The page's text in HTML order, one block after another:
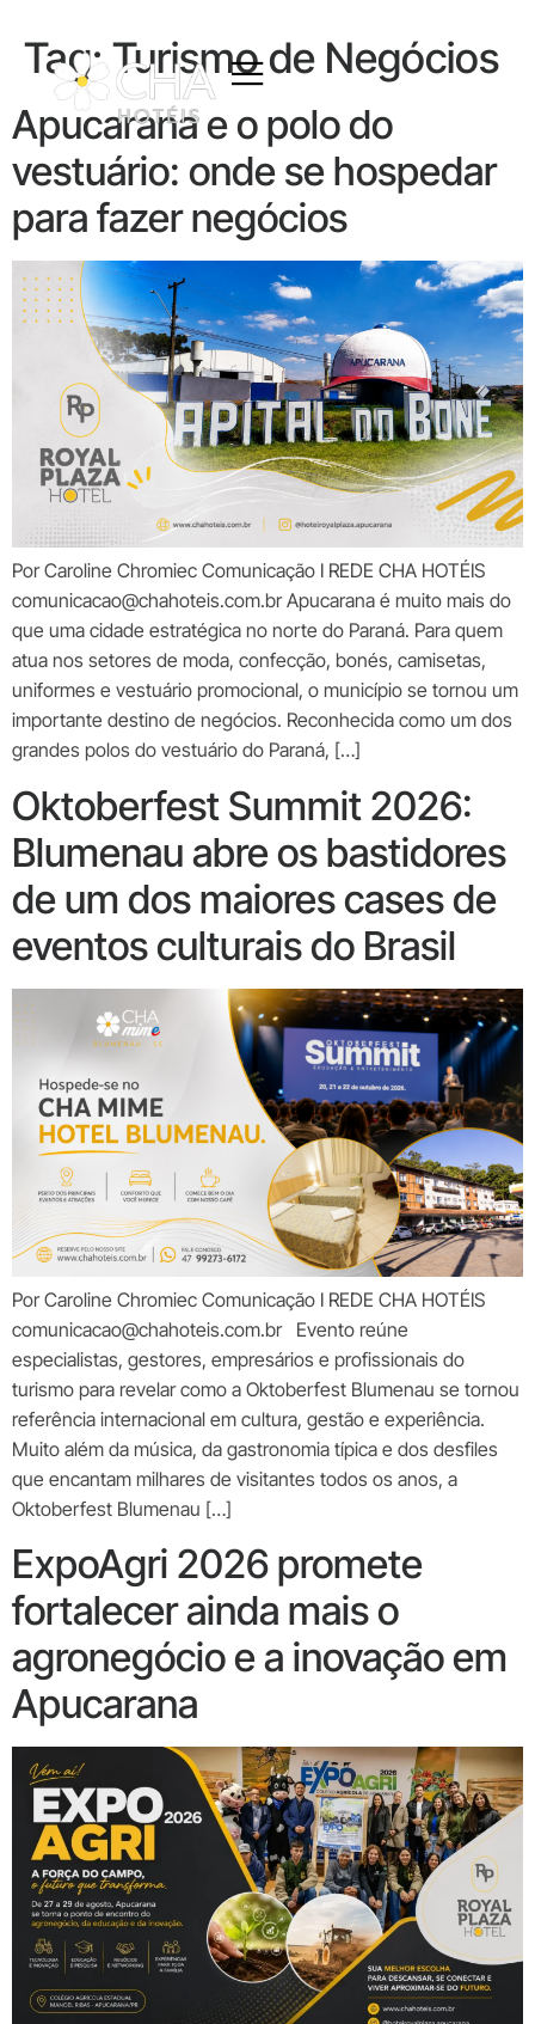
Tag:Turismo de Negócios
Apucarana e o polo do
vestuário: onde se hospedar
para fazer negócios
Por Caroline Chromiec Comunicação I REDE CHA HOTÉIS
comunicacao@chahoteis.com.br Apucarana é muito mais do
que uma cidade estratégica no norte do Paraná. Para quem
atua nos setores de moda, confecção, bonés, camisetas,
uniformes e vestuário promocional, o município se tornou um
importante destino de negócios. Reconhecida como um dos
grandes polos do vestuário do Paraná, […]
Oktoberfest Summit 2026:
Blumenau abre os bastidores
de um dos maiores cases de
eventos culturais do Brasil
Por Caroline Chromiec Comunicação I REDE CHA HOTÉIS
comunicacao@chahoteis.com.br Evento reúne
especialistas, gestores, empresários e profissionais do
turismo para revelar como a Oktoberfest Blumenau se tornou
referência internacional em cultura, gestão e experiência.
Muito além da música, da gastronomia típica e dos desfiles
que encantam milhares de visitantes todos os anos, a
Oktoberfest Blumenau […]
ExpoAgri 2026 promete
fortalecer ainda mais o
agronegócio e a inovação em
Apucarana